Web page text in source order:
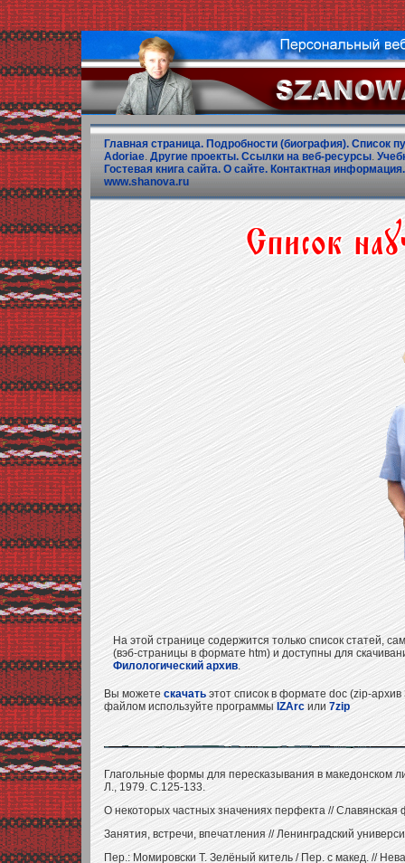
Главная страница. Подробности (биография). Список
Adoriae. Другие проекты. Ссылки на веб-ресурсы.
Гостевая книга сайта. О сайте. Контактная информация.
www.shanova.ru
На этой странице содержится только список статей,
(вэб-страницы в формате htm) и доступны для
Филологический архив.
Вы можете скачатьэтот список в формате doc (zip-
файлом используйте программы IZArc или7zip
Глагольные формы для пересказывания в македонском
Л., 1979. С.125-133.
О некоторых частных значениях перфекта // Славянская
Занятия, встречи, впечатления // Ленинградский
Пер.: Момировски Т. Зелёный китель / Пер. с макед. //